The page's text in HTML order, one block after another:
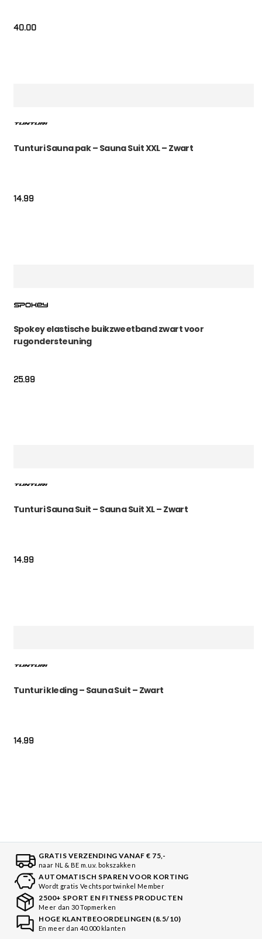
40.00
Tunturi Sauna pak – Sauna Suit XXL – Zwart
14.99
Spokey elastische buikzweetband zwart voor
rugondersteuning
25.99
Tunturi Sauna Suit – Sauna Suit XL – Zwart
14.99
Tunturi kleding – Sauna Suit – Zwart
14.99
GRATIS VERZENDING VANAF € 75,-
naar NL & BE m.u.v. bokszakken
AUTOMATISCH SPAREN VOOR KORTING
Wordt gratis Vechtsportwinkel Member
2500+ SPORT EN FITNESS PRODUCTEN
Meer dan 30 Topmerken
HOGE KLANTBEOORDELINGEN (8.5/10)
En meer dan 40.000 klanten